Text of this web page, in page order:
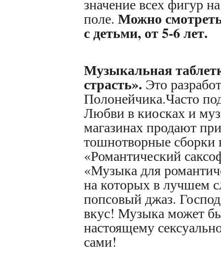
значение всех фигур
поле. Можно
с детьми, от 5-6 лет.
Музыкальная
страсть». Это
Полонейчика.Часто
Любви в киосках и
магазинах продают
тошнотворные сборки
«Романтический
«Музыка для
на которых в лучшем
попсовый джаз.
вкус! Музыка может
настоящему
сами!